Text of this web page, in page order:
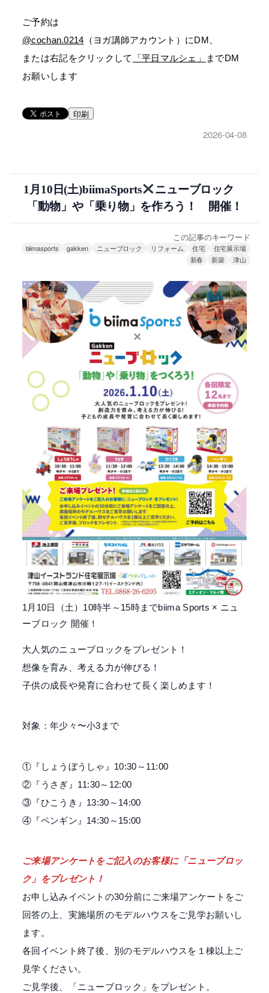
ご予約は
@cochan.0214 （ヨガ講師アカウント）にDM、
または右記をクリックして
「平日マルシェ」
までDM
お願いします
印刷
2026-04-08
1月10日(土)biimaSports
ニューブロック
「動物」や「乗り物」を作ろう！ 開催！
この記事のキーワード
biimasports gakken ニューブロック リフォーム 住宅
住宅展示場
新春
新築 津山
1月10日（土）10時半～15時までbiima Sports × ニュ
ーブロック 開催！
大人気のニューブロックをプレゼント！
想像を育み、考える力が伸びる！
子供の成長や発育に合わせて長く楽しめます！
対象：年少々〜小3まで
①『しょうぼうしゃ』10:30～11:00
②『うさぎ』11:30～12:00
③『ひこうき』13:30～14:00
④『ペンギン』14:30～15:00
ご来場アンケートをご記入のお客様に「ニューブロッ
ク」をプレゼント！
お申し込みイベントの30分前にご来場アンケートをご
回答の上、実施場所のモデルハウスをご見学お願いし
ます。
各回イベント終了後、別のモデルハウスを１棟以上ご
見学ください。
ご見学後、「ニューブロック」をプレゼント。